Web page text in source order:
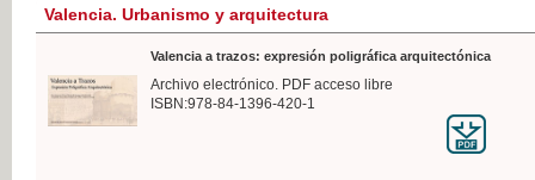
Valencia. Urbanismo y arquitectura
Valencia a trazos: expresión poligráfica arquitectónica
Archivo electrónico. PDF acceso libre
ISBN:978-84-1396-420-1